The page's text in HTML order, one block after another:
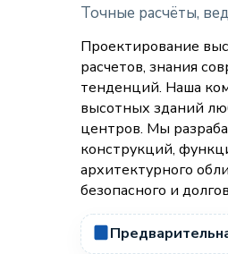
Точные расчёты,
Проектирование
расчетов, знания
тенденций. Наша
высотных зданий
центров. Мы
конструкций,
архитектурного
безопасного и